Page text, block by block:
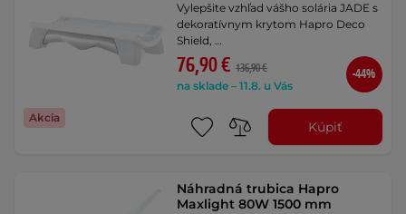
Akcia
Vylepšite vzhľad vášho solária JADE s
dekoratívnym krytom Hapro Deco
Shield, …
76,90 € 136,90 €
na sklade – 11.8. u Vás
-44%
Kúpiť
Náhradná trubica Hapro
Maxlight 80W 1500 mm